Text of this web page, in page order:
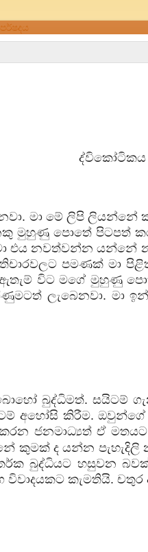
ද්විකෝටිකය
මා මේ ලිපි ලියන්නේ
මුහුණු පොතේ පිටපත්
නවත්වන්න යන්නේ
පමණක් මා
විට මගේ මුහුණු
ලැබෙනවා. මා ඉන්
බුද්ධිමත්. සයිටම්
අහෝසි කිරීම.
ජනමාධ්‍යත් ඒ
ද යන්න පැහැදිලි
බුද්ධියට හසුවන
විවාදයකට කැමතියි.